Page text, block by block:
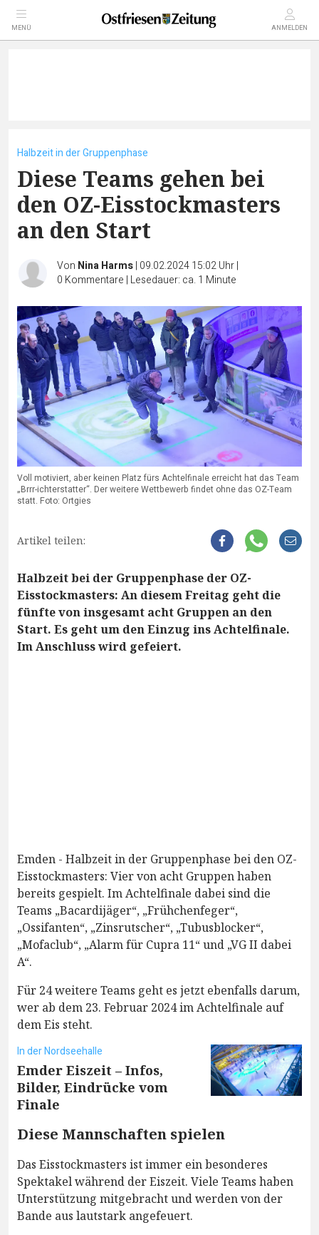
MENÜ ANMELDEN
Halbzeit in der Gruppenphase
Diese Teams gehen bei
den OZ-Eisstockmasters
an den Start
Von Nina Harms| 09.02.2024 15:02 Uhr|
0 Kommentare | Lesedauer: ca. 1 Minute
Voll motiviert, aber keinen Platz fürs Achtelfinale erreicht hat das Team
„Brrr-ichterstatter“. Der weitere Wettbewerb findet ohne das OZ-Team
statt. Foto: Ortgies
Artikel teilen:
Halbzeit bei der Gruppenphase der OZ-
Eisstockmasters: An diesem Freitag geht die
fünfte von insgesamt acht Gruppen an den
Start. Es geht um den Einzug ins Achtelfinale.
Im Anschluss wird gefeiert.
Emden - Halbzeit in der Gruppenphase bei den OZ-
Eisstockmasters: Vier von acht Gruppen haben
bereits gespielt. Im Achtelfinale dabei sind die
Teams „Bacardijäger“, „Frühchenfeger“,
„Ossifanten“, „Zinsrutscher“, „Tubusblocker“,
„Mofaclub“, „Alarm für Cupra 11“ und „VG II dabei
A“.
Für 24 weitere Teams geht es jetzt ebenfalls darum,
wer ab dem 23. Februar 2024 im Achtelfinale auf
dem Eis steht.
In der Nordseehalle
Emder Eiszeit – Infos,
Bilder, Eindrücke vom
Finale
Diese Mannschaften spielen
Das Eisstockmasters ist immer ein besonderes
Spektakel während der Eiszeit. Viele Teams haben
Unterstützung mitgebracht und werden von der
Bande aus lautstark angefeuert.